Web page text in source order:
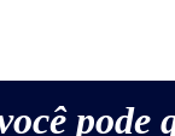
pode